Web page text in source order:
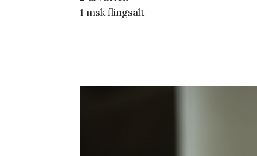
1 msk flingsalt